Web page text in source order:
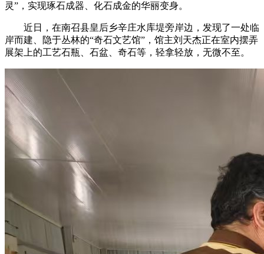
灵”，实现琢石成器、化石成金的华丽变身。
近日，在南召县皇后乡辛庄水库堤旁岸边，发现了一处临
岸而建、隐于丛林的“奇石文艺馆”，馆主刘天杰正在室内摆弄
展架上的工艺石瓶、石盆、奇石等，轻拿轻放，无微不至。